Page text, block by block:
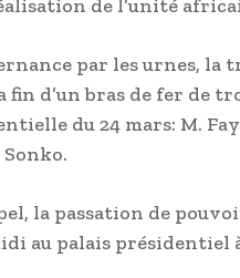
de l’unité
par les urnes, la
fin d’un bras de fer de
du 24 mars: M.
Sonko.
la passation de
au palais présidentiel